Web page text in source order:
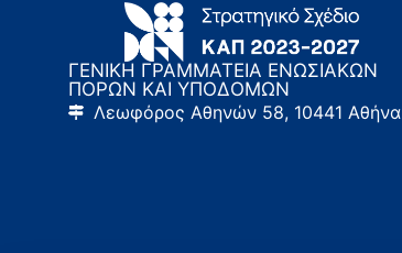
ΓΕΝΙΚΗ ΓΡΑΜΜΑΤΕΙΑ ΕΝΩΣΙΑΚΩΝ
ΠΟΡΩΝ ΚΑΙ ΥΠΟΔΟΜΩΝ
Λεωφόρος Αθηνών 58, 10441 Αθήνα